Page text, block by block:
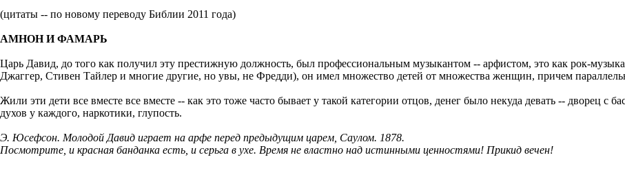
(цитаты -- по новому переводу Библии 2011 года)
АМНОН И ФАМАРЬ
Царь Давид, до того как получил эту престижную должность, был профессиональным музыкантом -- арфистом, это как рок-
Джаггер, Стивен Тайлер и многие другие, но увы, не Фредди), он имел множество детей от множества женщин, причем
Жили эти дети все вместе все вместе -- как это тоже часто бывает у такой категории отцов, денег было некуда девать -- дворец с
духов у каждого, наркотики, глупость.
Э. Юсефсон. Молодой Давид играет на арфе перед предыдущим царем, Саулом. 1878.
Посмотрите, и красная банданка есть, и серьга в ухе. Время не властно над истинными ценностями! Прикид вечен!